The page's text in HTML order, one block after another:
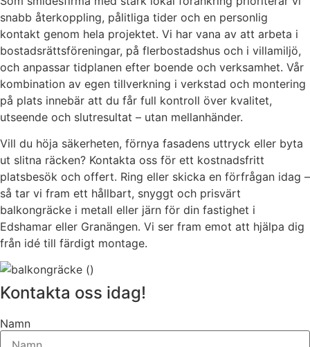
snabb återkoppling, pålitliga tider och en personlig
kontakt genom hela projektet. Vi har vana av att arbeta i
bostadsrättsföreningar, på flerbostadshus och i villamiljö,
och anpassar tidplanen efter boende och verksamhet. Vår
kombination av egen tillverkning i verkstad och montering
på plats innebär att du får full kontroll över kvalitet,
utseende och slutresultat – utan mellanhänder.
Vill du höja säkerheten, förnya fasadens uttryck eller byta
ut slitna räcken? Kontakta oss för ett kostnadsfritt
platsbesök och offert. Ring eller skicka en förfrågan idag –
så tar vi fram ett hållbart, snyggt och prisvärt
balkongräcke i metall eller järn för din fastighet i
Edshamar eller Granängen. Vi ser fram emot att hjälpa dig
från idé till färdigt montage.
Kontakta oss idag!
Namn